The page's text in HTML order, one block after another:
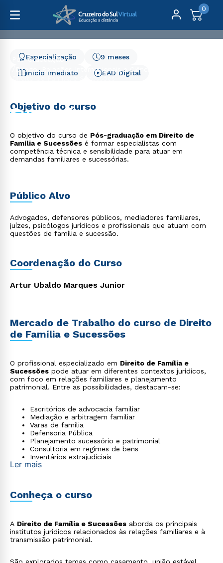
0
Pós-Graduação
Direito, Relações Internacionais e Ciência Política
Direito de Família e Sucessões
Sucessões
Início Imediato
9 meses
Especialização
EAD Digital
Objetivo do curso
O objetivo do curso de Pós-graduação em Direito de
Família e Sucessões é formar especialistas com
competência técnica e sensibilidade para atuar em
demandas familiares e sucessórias.
Público Alvo
Advogados, defensores públicos, mediadores familiares,
juízes, psicólogos jurídicos e profissionais que atuam com
questões de família e sucessão.
Coordenação do Curso
Artur Ubaldo Marques Junior
Mercado de Trabalho do curso de Direito
de Família e Sucessões
O profissional especializado em Direito de Família e
Sucessões pode atuar em diferentes contextos jurídicos,
com foco em relações familiares e planejamento
patrimonial. Entre as possibilidades, destacam-se:
Escritórios de advocacia familiar
Mediação e arbitragem familiar
Varas de família
Defensoria Pública
Planejamento sucessório e patrimonial
Consultoria em regimes de bens
Inventários extrajudiciais
Ler mais
Conheça o curso
A Direito de Família e Sucessões aborda os principais
institutos jurídicos relacionados às relações familiares e à
transmissão patrimonial.